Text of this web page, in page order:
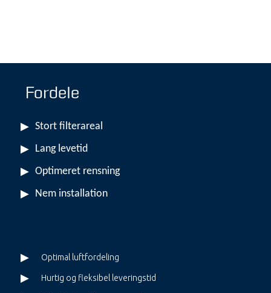
Fordele
Stort filterareal
Lang levetid
Optimeret rensning
Nem installation
Optimal luftfordeling
Hurtig og fleksibel leveringstid